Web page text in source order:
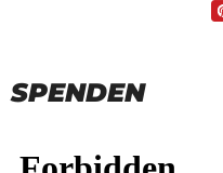
SPENDEN